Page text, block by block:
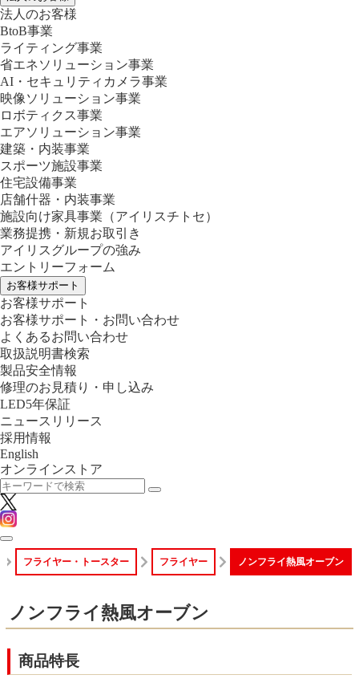
法人のお客様
BtoB事業
ライティング事業
省エネソリューション事業
AI・セキュリティカメラ事業
映像ソリューション事業
ロボティクス事業
エアソリューション事業
建築・内装事業
スポーツ施設事業
住宅設備事業
店舗什器・内装事業
施設向け家具事業 （アイリスチトセ）
業務提携・新規お取引き
アイリスグループの強み
エントリーフォーム
お客様サポート
お客様サポート
お客様サポート・お問い合わせ
よくあるお問い合わせ
取扱説明書検索
製品安全情報
修理のお見積り・申し込み
LED5年保証
ニュースリリース
採用情報
English
オンラインストア
フライヤー・トースター フライヤー ノンフライ熱風オーブン
ノンフライ熱風オーブン
商品特長